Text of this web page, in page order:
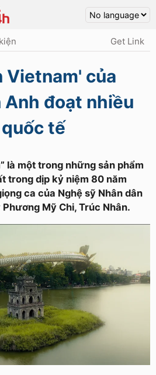
Get Link
Vietnam' của
Anh đoạt nhiều
tế
là một trong những sản phẩm
trong dịp kỷ niệm 80 năm
ca của Nghệ sỹ Nhân dân
Mỹ Chi, Trúc Nhân.